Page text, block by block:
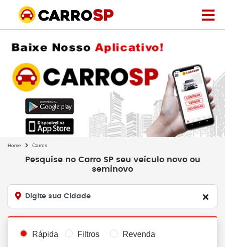
Home Carros
Pesquise no Carro SP seu veículo novo ou
seminovo
Digite sua Cidade
Rápida Filtros Revenda